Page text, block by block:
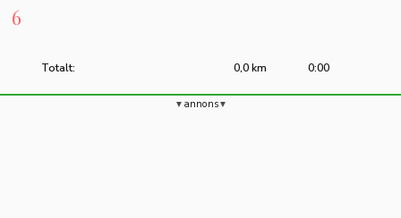
6
Totalt: 0:00
0,0 km
annons